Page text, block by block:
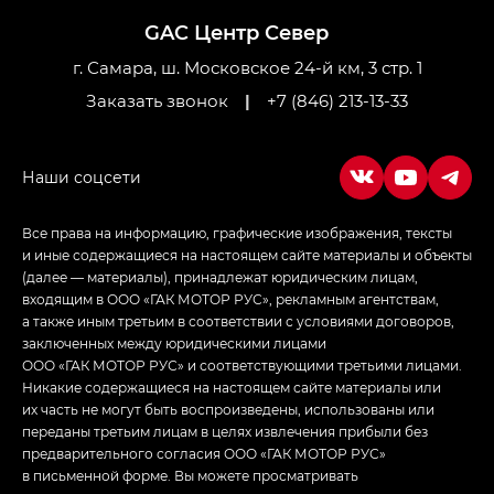
Джи Икс ПРЕМИУМ — GX PREMIUM, ЛАУНЖ —
LOUNGE
Empow — Эмпау (Empow) в комплектации
GAC Центр Север
г. Самара, ш. Московское 24-й км, 3 стр. 1
Заказать звонок
| +7 (846) 213-13-33
Все права на информацию, графические изображения, тексты
и иные содержащиеся на настоящем сайте материалы и объекты
(далее — материалы), принадлежат юридическим лицам,
входящим в ООО «ГАК МОТОР РУС», рекламным агентствам,
а также иным третьим в соответствии с условиями договоров,
заключенных между юридическими лицами
ООО «ГАК МОТОР РУС» и соответствующими третьими лицами.
Никакие содержащиеся на настоящем сайте материалы или
их часть не могут быть воспроизведены, использованы или
переданы третьим лицам в целях извлечения прибыли без
предварительного согласия ООО «ГАК МОТОР РУС»
в письменной форме. Вы можете просматривать